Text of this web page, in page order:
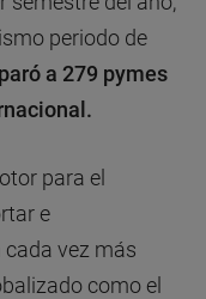
periodo de
a 279 pymes
para el
e
vez más
como el